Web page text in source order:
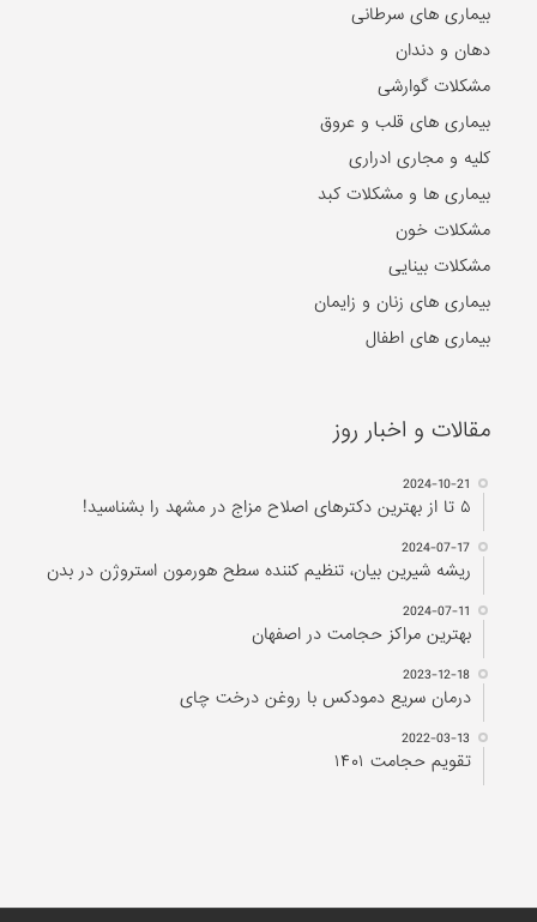
بیماری های سرطانی
دهان و دندان
مشکلات گوارشی
بیماری های قلب و عروق
کلیه و مجاری ادراری
بیماری ها و مشکلات کبد
مشکلات خون
مشکلات بینایی
بیماری های زنان و زایمان
بیماری های اطفال
مقالات و اخبار روز
2024-10-21
۵ تا از بهترین دکتر‌های اصلاح مزاج در مشهد را بشناسید!
2024-07-17
ریشه شیرین بیان، تنظیم کننده سطح هورمون استروژن در بدن
2024-07-11
بهترین مراکز حجامت در اصفهان
2023-12-18
درمان سریع دمودکس با روغن درخت چای
2022-03-13
تقویم حجامت ۱۴۰۱